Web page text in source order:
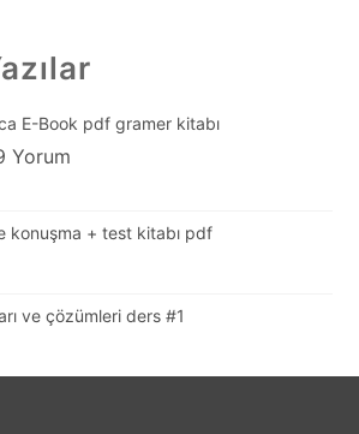
E-Book pdf gramer kitabı
Yorum
konuşma + test kitabı pdf
ve çözümleri ders #1